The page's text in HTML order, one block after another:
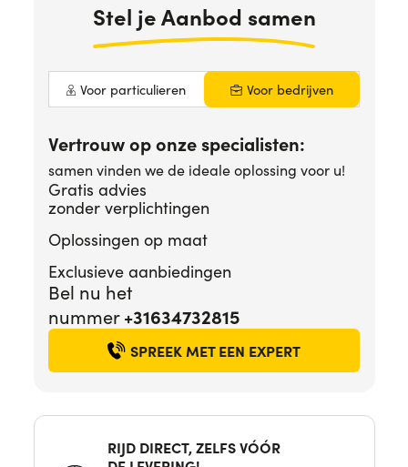
Stel je Aanbod samen
Voor particulieren Voor bedrijven
Vertrouw op onze specialisten:
samen vinden we de ideale oplossing voor u!
Gratis advies
zonder verplichtingen
Oplossingen op maat
Exclusieve aanbiedingen
Bel nu het
nummer+31634732815
SPREEK MET EEN EXPERT
RIJD DIRECT, ZELFS VÓÓR